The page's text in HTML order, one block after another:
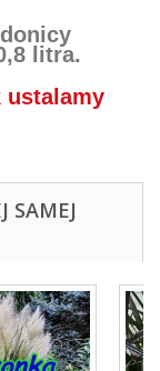
litra.
ustalamy
SAMEJ